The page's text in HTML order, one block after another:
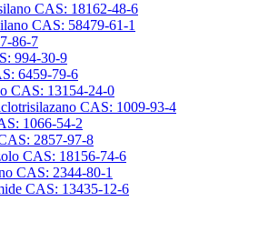
CAS: 18162-48-6
CAS: 58479-61-1
86-7
994-30-9
6459-79-6
CAS: 13154-24-0
CAS: 1009-93-4
1066-54-2
2857-97-8
CAS: 18156-74-6
CAS: 2344-80-1
CAS: 13435-12-6